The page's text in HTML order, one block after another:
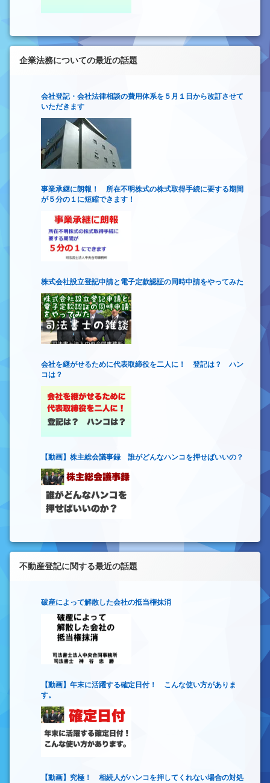
企業法務についての最近の話題
会社登記・会社法律相談の費用体系を５月１日から改訂させて
いただきます
事業承継に朗報！ 所在不明株式の株式取得手続に要する期間
が５分の１に短縮できます！
株式会社設立登記申請と電子定款認証の同時申請をやってみた
会社を継がせるために代表取締役を二人に！ 登記は？ ハン
コは？
【動画】株主総会議事録 誰がどんなハンコを押せばいいの？
不動産登記に関する最近の話題
破産によって解散した会社の抵当権抹消
【動画】年末に活躍する確定日付！ こんな使い方がありま
す。
【動画】究極！ 相続人がハンコを押してくれない場合の対処